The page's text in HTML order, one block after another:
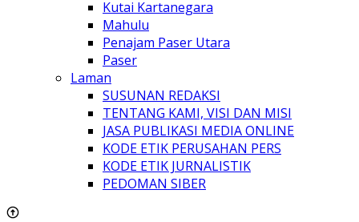
Kutai Kartanegara
Mahulu
Penajam Paser Utara
Paser
Laman
SUSUNAN REDAKSI
TENTANG KAMI, VISI DAN MISI
JASA PUBLIKASI MEDIA ONLINE
KODE ETIK PERUSAHAN PERS
KODE ETIK JURNALISTIK
PEDOMAN SIBER